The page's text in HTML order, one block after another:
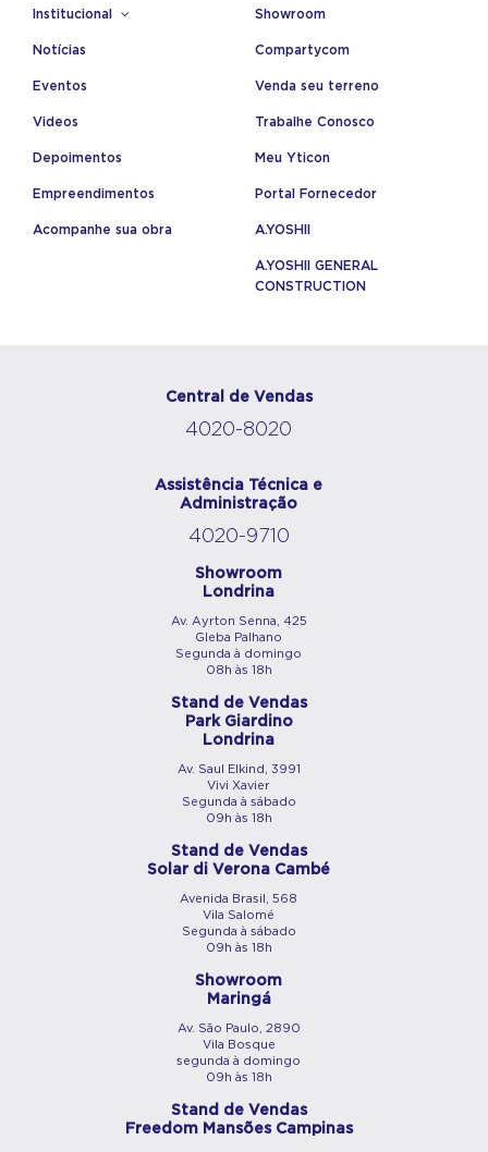
Institucional
Notícias
Eventos
Videos
Depoimentos
Empreendimentos
Acompanhe sua obra
Showroom
Compartycom
Venda seu terreno
Trabalhe Conosco
Meu Yticon
Portal Fornecedor
A.YOSHII
A.YOSHII GENERAL
CONSTRUCTION
Central de Vendas
4020-8020
Assistência Técnica e
Administração
4020-9710
Showroom
Londrina
Av. Ayrton Senna, 425
Gleba Palhano
Segunda à domingo
08h às 18h
Stand de Vendas
Park Giardino
Londrina
Av. Saul Elkind, 3991
Vivi Xavier
Segunda à sábado
09h às 18h
Stand de Vendas
Solar di Verona Cambé
Avenida Brasil, 568
Vila Salomé
Segunda à sábado
09h às 18h
Showroom
Maringá
Av. São Paulo, 2890
Vila Bosque
segunda à domingo
09h às 18h
Stand de Vendas
Freedom Mansões Campinas